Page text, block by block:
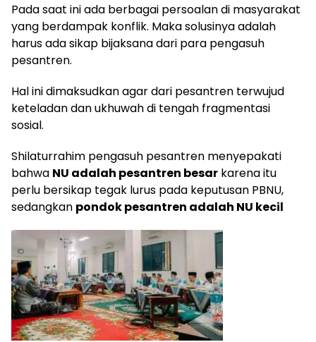
Pada saat ini ada berbagai persoalan di masyarakat
yang berdampak konflik. Maka solusinya adalah
harus ada sikap bijaksana dari para pengasuh
pesantren.
Hal ini dimaksudkan agar dari pesantren terwujud
keteladan dan ukhuwah di tengah fragmentasi
sosial.
Shilaturrahim pengasuh pesantren menyepakati
bahwa NU adalah pesantren besar karena itu
perlu bersikap tegak lurus pada keputusan PBNU,
sedangkan pondok pesantren adalah NU kecil